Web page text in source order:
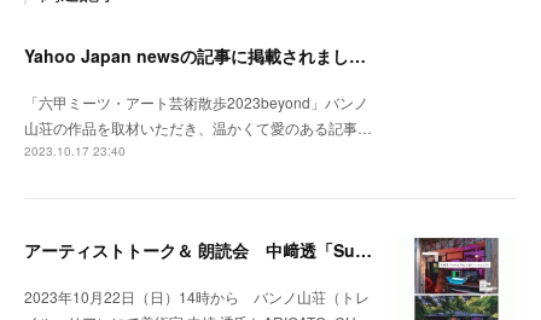
Yahoo Japan newsの記事に掲載されました。
「六甲ミーツ・アート芸術散歩2023beyond」バンノ
山荘の作品を取材いただき、温かくて愛のある記事…
2023.10.17 23:40
アーティストトーク＆ 朗読会 中﨑透「Sunny Day Light /ハルとテル」開催！
2023年10月22日（日）14時から バンノ山荘（トレ